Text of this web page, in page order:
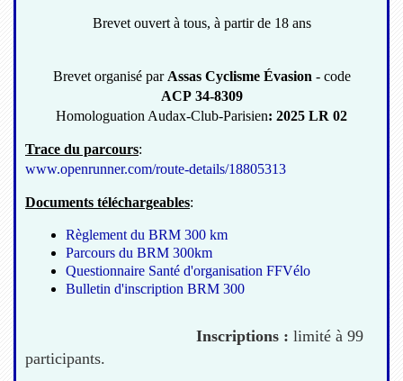
Brevet ouvert à tous, à partir de 18 ans
Brevet organisé par Assas Cyclisme Évasion - code
ACP 34-8309
Homologuation Audax-Club-Parisien: 2025 LR 02
Trace du parcours:
www.openrunner.com/route-details/18805313
Documents téléchargeables:
Règlement du BRM 300 km
Parcours du BRM 300km
Questionnaire Santé d'organisation FFVélo
Bulletin d'inscription BRM 300
Inscriptions : limité à 99
participants.